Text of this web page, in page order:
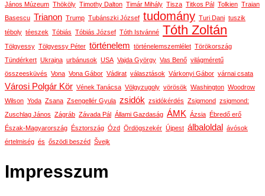
János Múzeum Thököly Timothy Dalton Timár Mihály Tisza Titkos Pál Tolkien Traian
Basescu Trianon Trump Tubánszki József tudomány Turi Dani tuszik
téboly téeszek Tóbiás Tóbiás József Tóth Istvánné Tóth Zoltán
Tölgyessy Tölgyessy Péter történelem történelemszemlélet Törökország
Tündérkert Ukrajna urbánusok USA Vajda György Vas Benő világméretű
összeesküvés Vona Vona Gábor Vádirat választások Várkonyi Gábor várnai csata
Városi Polgár Kör Vének Tanácsa Völgyzugoly vörösök Washington Woodrow
Wilson Yoda Zsana Zsengellér Gyula zsidók zsidókérdés Zsigmond zsigmond:
Zuschlag János Zágráb Závada Pál Állami Gazdaság ÁMK Ázsia
Ébredő erő
Észak-Magyarország
Észtország Ózd Ördögszekér Újpest álbaloldal
ávósok
értelmiség és őszödi beszéd Švejk
Impresszum